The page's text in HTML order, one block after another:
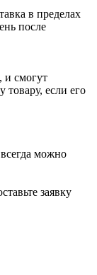
в пределах
после
и смогут
товару, если его
можно
заявку